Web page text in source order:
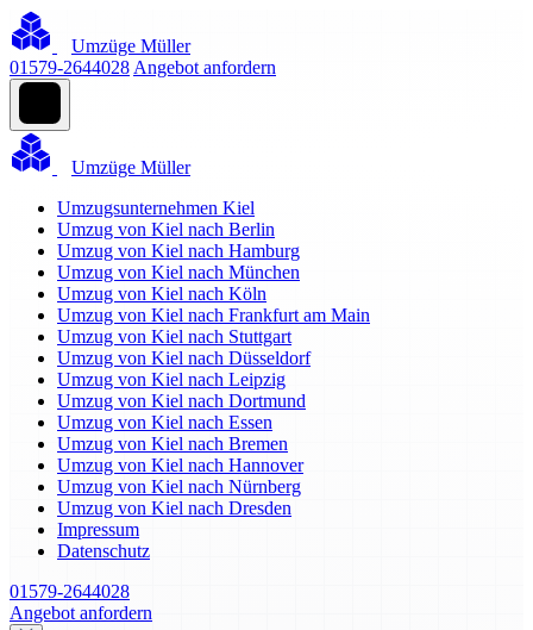
Umzüge Müller
01579-2644028 Angebot anfordern
Umzüge Müller
Umzugsunternehmen Kiel
Umzug von Kiel nach Berlin
Umzug von Kiel nach Hamburg
Umzug von Kiel nach München
Umzug von Kiel nach Köln
Umzug von Kiel nach Frankfurt am Main
Umzug von Kiel nach Stuttgart
Umzug von Kiel nach Düsseldorf
Umzug von Kiel nach Leipzig
Umzug von Kiel nach Dortmund
Umzug von Kiel nach Essen
Umzug von Kiel nach Bremen
Umzug von Kiel nach Hannover
Umzug von Kiel nach Nürnberg
Umzug von Kiel nach Dresden
Impressum
Datenschutz
01579-2644028
Angebot anfordern